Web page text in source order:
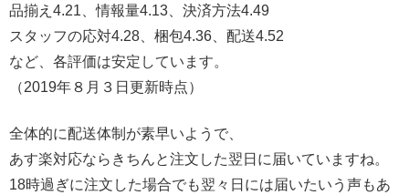
品揃え4.21、情報量4.13、決済方法4.49
スタッフの応対4.28、梱包4.36、配送4.52
など、各評価は安定しています。
（2019年８月３日更新時点）
全体的に配送体制が素早いようで、
あす楽対応ならきちんと注文した翌日に届いていますね。
18時過ぎに注文した場合でも翌々日には届いたいう声もあ